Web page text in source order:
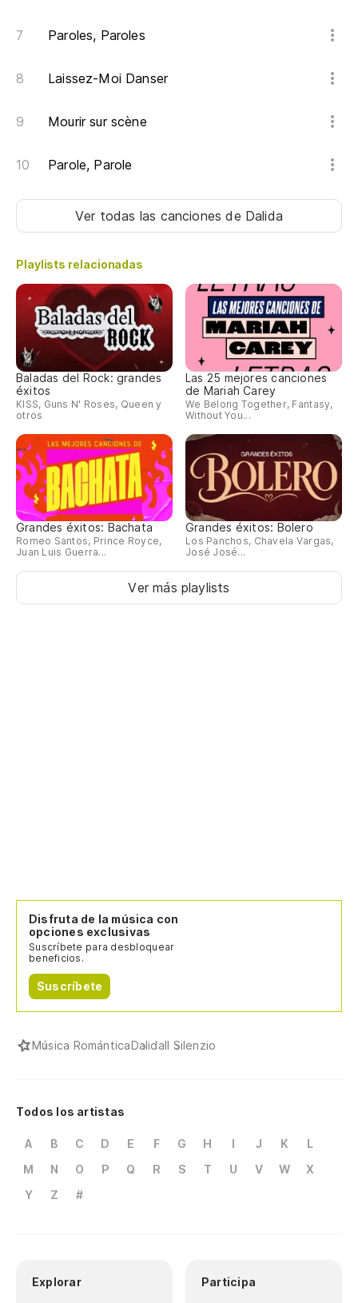
Paroles, Paroles
Laissez-Moi Danser
Mourir sur scène
Parole, Parole
Ver todas las cancionesde Dalida
Playlists relacionadas
Baladas del Rock: grandes
éxitos
KISS, Guns N' Roses, Queen y
otros
Las 25 mejores canciones
de Mariah Carey
We Belong Together, Fantasy,
Without You...
Grandes éxitos: Bachata
Romeo Santos, Prince Royce,
Juan Luis Guerra...
Grandes éxitos: Bolero
Los Panchos, Chavela Vargas,
José José...
Ver más playlists
Disfruta de la música con
opciones exclusivas
Suscríbete para desbloquear
beneficios.
Suscríbete
Música RománticaDalidaIl Silenzio
Todos los artistas
A B C D E F G H I J K
L
M
N O P Q R S T U V W
X
Y
Z #
Explorar Participa